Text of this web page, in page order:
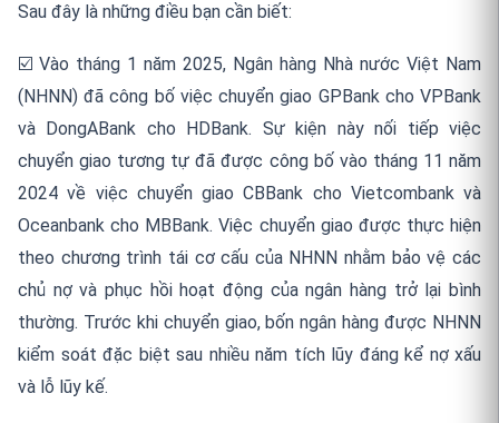
Sau đây là những điều bạn cần biết:
☑️ Vào tháng 1 năm 2025, Ngân hàng Nhà nước Việt Nam
(NHNN) đã công bố việc chuyển giao GPBank cho VPBank
và DongABank cho HDBank. Sự kiện này nối tiếp việc
chuyển giao tương tự đã được công bố vào tháng 11 năm
2024 về việc chuyển giao CBBank cho Vietcombank và
Oceanbank cho MBBank. Việc chuyển giao được thực hiện
theo chương trình tái cơ cấu của NHNN nhằm bảo vệ các
chủ nợ và phục hồi hoạt động của ngân hàng trở lại bình
thường. Trước khi chuyển giao, bốn ngân hàng được NHNN
kiểm soát đặc biệt sau nhiều năm tích lũy đáng kể nợ xấu
và lỗ lũy kế.